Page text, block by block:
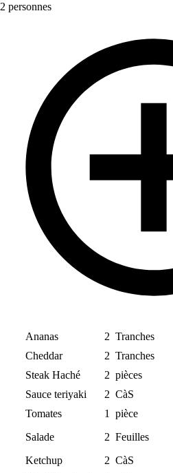
2 personnes
Ananas 2 Tranches
Cheddar
2 Tranches
Steak Haché
2 pièces
Sauce teriyaki
2 CàS
Tomates
1
pièce
Salade
2 Feuilles
Ketchup
2 CàS